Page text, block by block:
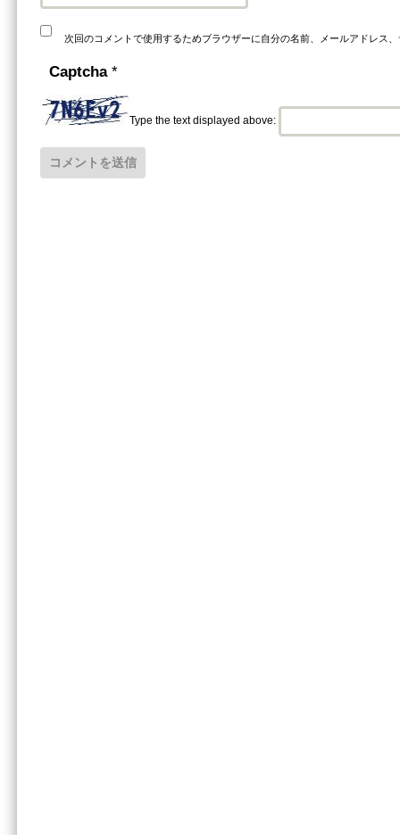
次回のコメントで使用するためブラウザーに自分の名前、メールアドレス
Captcha *
Type the text displayed above: